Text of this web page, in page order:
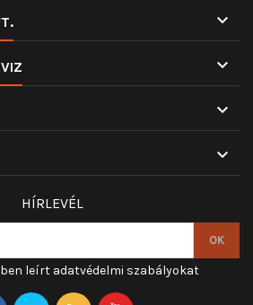




HÍRLEVÉL
ben leírt adatvédelmi szabályokat